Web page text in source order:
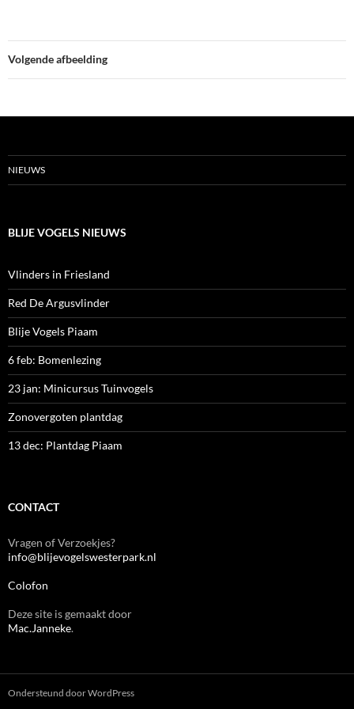
Volgende afbeelding
NIEUWS
BLIJE VOGELS NIEUWS
Vlinders in Friesland
Red De Argusvlinder
Blije Vogels Piaam
6 feb: Bomenlezing
23 jan: Minicursus Tuinvogels
Zonovergoten plantdag
13 dec: Plantdag Piaam
CONTACT
Vragen of Verzoekjes?
info@blijevogelswesterpark.nl
Colofon
Deze site is gemaakt door
Mac.Janneke.
Ondersteund door WordPress